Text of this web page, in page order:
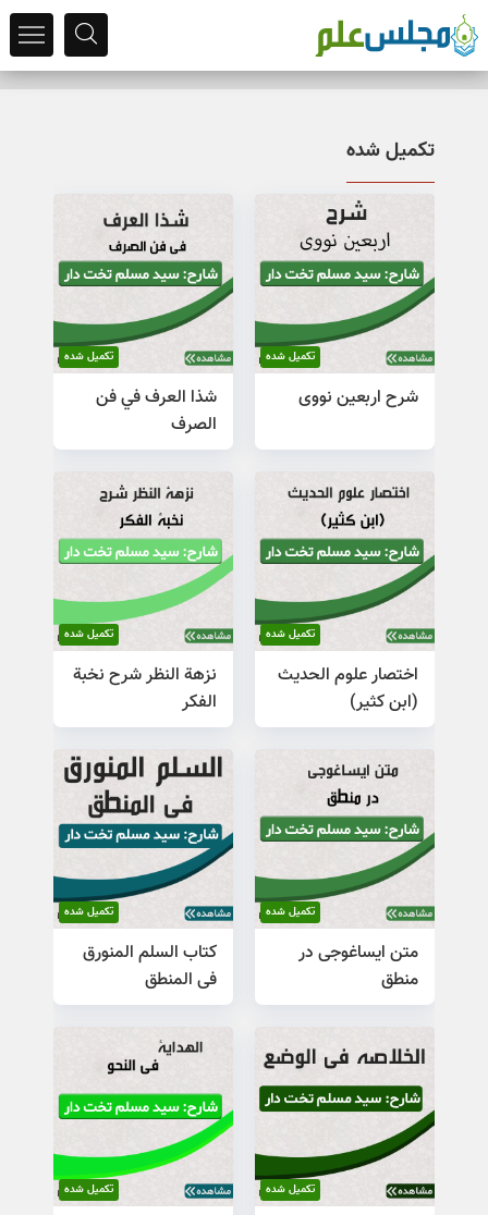
تکمیل شده
شرح اربعین نووی
تکمیل شده
شذا العرف في فن
الصرف
تکمیل شده
اختصار علوم الحدیث
(ابن کثیر)
تکمیل شده
نزهة النظر شرح نخبة
الفکر
تکمیل شده
متن ایساغوجی در
منطق
تکمیل شده
کتاب السلم المنورق
فی المنطق
تکمیل شده
تکمیل شده تکمیل شده